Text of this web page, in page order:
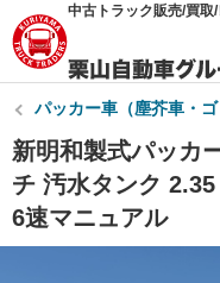
中古トラック販売/買取
パッカー車（塵芥車・
新明和製式パッカ
チ 汚水タンク
6速マニュアル